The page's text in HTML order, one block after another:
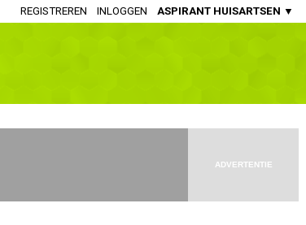
REGISTREREN INLOGGEN ASPIRANT HUISARTSEN ▼
Praktijkondersteuners Somatiek
Praktijkondersteuners GGZ
ADVERTENTIE